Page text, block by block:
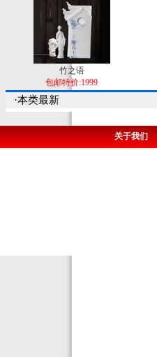
竹之语
包邮特价:1999
·本类最新
关于我们